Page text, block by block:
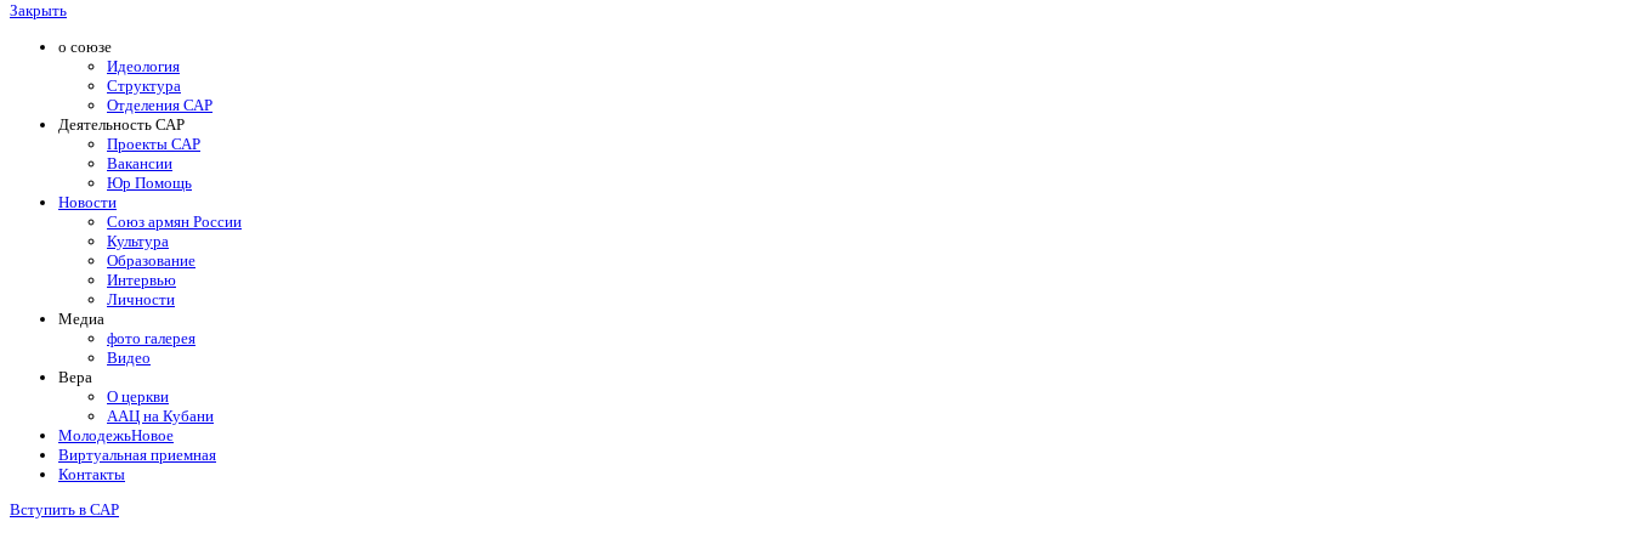
Закрыть
о союзе
Идеология
Структура
Отделения САР
Деятельность САР
Проекты САР
Вакансии
Юр Помощь
Новости
Союз армян России
Культура
Образование
Интервью
Личности
Медиа
фото галерея
Видео
Вера
О церкви
ААЦ на Кубани
МолодежьНовое
Виртуальная приемная
Контакты
Вступить в САР